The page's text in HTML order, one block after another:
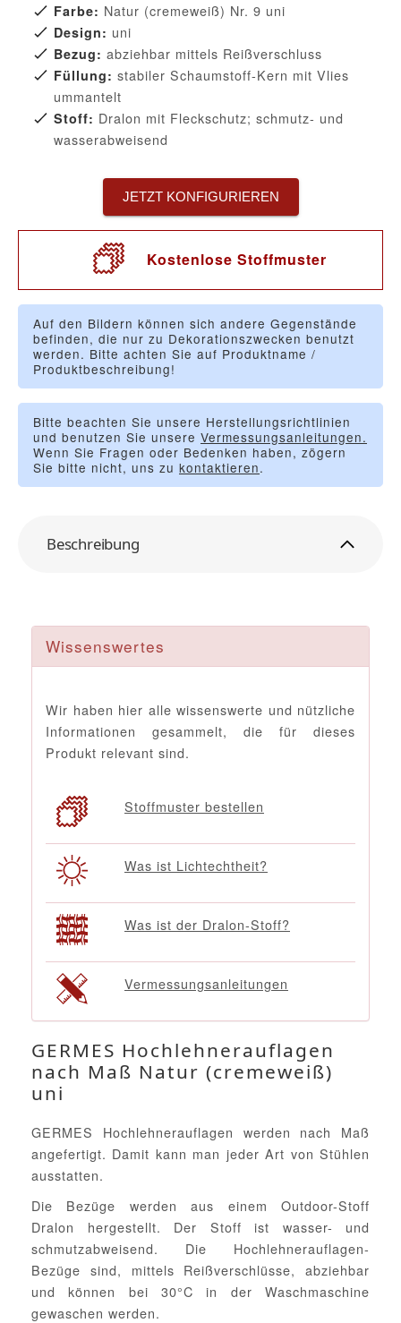
Farbe: Natur (cremeweiß) Nr. 9 uni
Design: uni
Bezug: abziehbar mittels Reißverschluss
Füllung: stabiler Schaumstoff-Kern mit Vlies
ummantelt
Stoff: Dralon mit Fleckschutz; schmutz- und
wasserabweisend
JETZT KONFIGURIEREN
Kostenlose Stoffmuster
Auf den Bildern können sich andere Gegenstände
befinden, die nur zu Dekorationszwecken benutzt
werden. Bitte achten Sie auf Produktname /
Produktbeschreibung!
Bitte beachten Sie unsere Herstellungsrichtlinien
und benutzen Sie unsere Vermessungsanleitungen.
Wenn Sie Fragen oder Bedenken haben, zögern
Sie bitte nicht, uns zu kontaktieren.
Beschreibung
Wissenswertes
Wir haben hier alle wissenswerte und nützliche
Informationen gesammelt, die für dieses
Produkt relevant sind.
Stoffmuster bestellen
Was ist Lichtechtheit?
Was ist der Dralon-Stoff?
Vermessungsanleitungen
GERMES Hochlehnerauflagen
nach Maß Natur (cremeweiß)
uni
GERMES Hochlehnerauflagen werden nach Maß
angefertigt. Damit kann man jeder Art von Stühlen
ausstatten.
Die Bezüge werden aus einem Outdoor-Stoff
Dralon hergestellt. Der Stoff ist wasser- und
schmutzabweisend. Die Hochlehnerauflagen-
Bezüge sind, mittels Reißverschlüsse, abziehbar
und können bei 30°C in der Waschmaschine
gewaschen werden.